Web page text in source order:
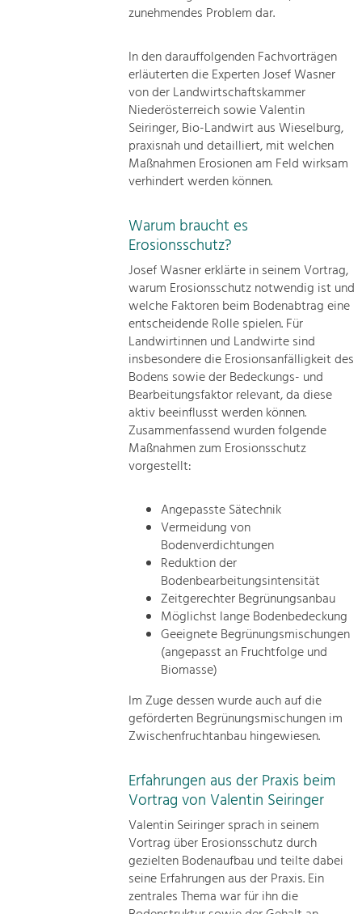
zunehmendes Problem dar.
In den darauffolgenden Fachvorträgen
erläuterten die Experten Josef Wasner
von der Landwirtschaftskammer
Niederösterreich sowie Valentin
Seiringer, Bio-Landwirt aus Wieselburg,
praxisnah und detailliert, mit welchen
Maßnahmen Erosionen am Feld wirksam
verhindert werden können.
Warum braucht es
Erosionsschutz?
Josef Wasner erklärte in seinem Vortrag,
warum Erosionsschutz notwendig ist und
welche Faktoren beim Bodenabtrag eine
entscheidende Rolle spielen. Für
Landwirtinnen und Landwirte sind
insbesondere die Erosionsanfälligkeit des
Bodens sowie der Bedeckungs- und
Bearbeitungsfaktor relevant, da diese
aktiv beeinflusst werden können.
Zusammenfassend wurden folgende
Maßnahmen zum Erosionsschutz
vorgestellt:
Angepasste Sätechnik
Vermeidung von
Bodenverdichtungen
Reduktion der
Bodenbearbeitungsintensität
Zeitgerechter Begrünungsanbau
Möglichst lange Bodenbedeckung
Geeignete Begrünungsmischungen
(angepasst an Fruchtfolge und
Biomasse)
Im Zuge dessen wurde auch auf die
geförderten Begrünungsmischungen im
Zwischenfruchtanbau hingewiesen.
Erfahrungen aus der Praxis beim
Vortrag von Valentin Seiringer
Valentin Seiringer sprach in seinem
Vortrag über Erosionsschutz durch
gezielten Bodenaufbau und teilte dabei
seine Erfahrungen aus der Praxis. Ein
zentrales Thema war für ihn die